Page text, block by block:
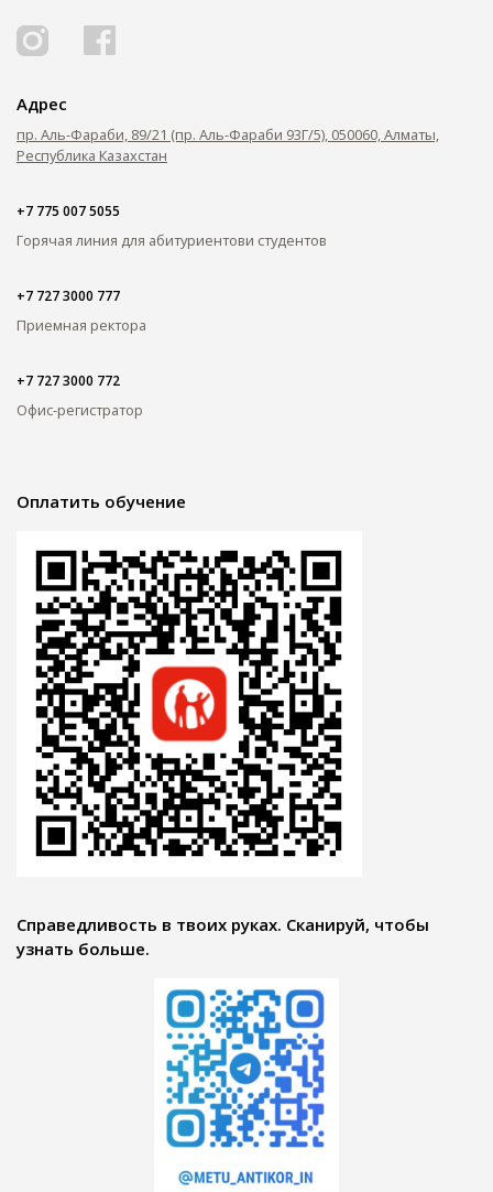
Адрес
пр. Аль-Фараби, 89/21 (пр. Аль-Фараби 93Г/5), 050060, Алматы,
Республика Казахстан
+7 775 007 5055
Горячая линия для абитуриентови студентов
+7 727 3000 777
Приемная ректора
+7 727 3000 772
Офис-регистратор
Оплатить обучение
Справедливость в твоих руках. Сканируй, чтобы
узнать больше.